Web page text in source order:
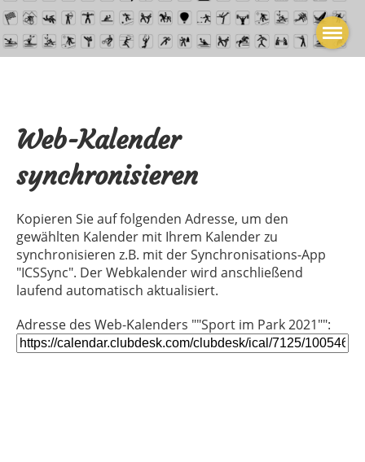
Web-Kalender
synchronisieren
Kopieren Sie auf folgenden Adresse, um den
gewählten Kalender mit Ihrem Kalender zu
synchronisieren z.B. mit der Synchronisations-App
"ICSSync". Der Webkalender wird anschließend
laufend automatisch aktualisiert.
Adresse des Web-Kalenders ""Sport im Park 2021"":